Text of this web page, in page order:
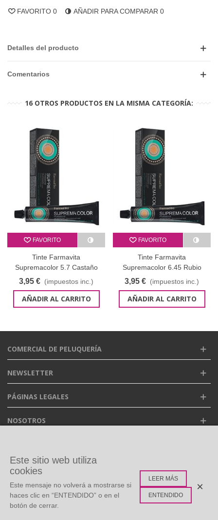
FAVORITO 0 AÑADIR PARA COMPARAR 0
Detalles del producto
Comentarios
16 OTROS PRODUCTOS EN LA MISMA CATEGORÍA:
FAVORITO
Tinte Farmavita
Supremacolor 5.7 Castaño
Claro Marrón 60 ml
3,95 € (impuestos inc.)
AÑADIR AL CARRITO
FAVORITO
Tinte Farmavita
Supremacolor 6.45 Rubio
Oscuro Cobre caoba 60 ml
3,95 € (impuestos inc.)
AÑADIR AL CARRITO
COMERCIAL DE PELUQUERÍA
NEWSLETTER
PÁGINAS LEGALES
NOSOTROS
ETIQUETAS POPULARES
Este sitio web utiliza
cookies
Este mensaje no volverá a mostrarse si
haces clic en “ENTENDIDO” o en el
botón de cerrar.
LEER MÁS
ENTENDIDO
×